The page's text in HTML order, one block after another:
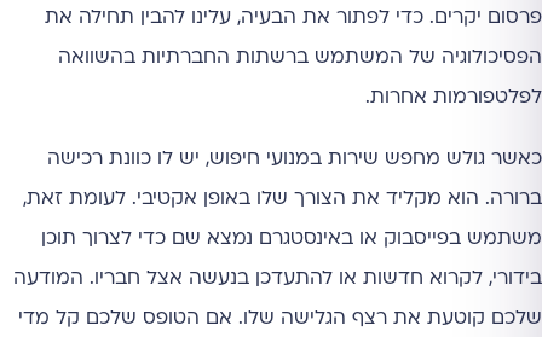
פרסום יקרים. כדי לפתור את הבעיה, עלינו להבין תחילה את
הפסיכולוגיה של המשתמש ברשתות החברתיות בהשוואה
לפלטפורמות אחרות.
כאשר גולש מחפש שירות במנועי חיפוש, יש לו כוונת רכישה
ברורה. הוא מקליד את הצורך שלו באופן אקטיבי. לעומת זאת,
משתמש בפייסבוק או באינסטגרם נמצא שם כדי לצרוך תוכן
בידורי, לקרוא חדשות או להתעדכן בנעשה אצל חבריו. המודעה
שלכם קוטעת את רצף הגלישה שלו. אם הטופס שלכם קל מדי